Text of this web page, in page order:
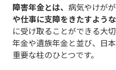
障害年金とは、 病気やけが
や仕事に支障をきたすよう
に受け取ることができる大
年金や遺族年金と並び、日
重要な柱のひとつです。